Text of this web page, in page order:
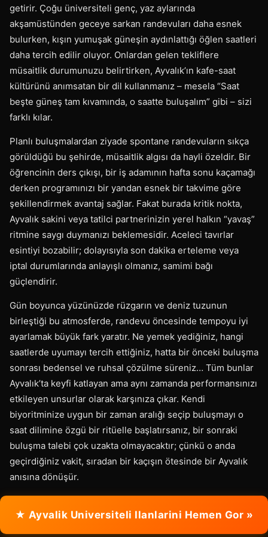
getirir. Çoğu üniversiteli genç, yaz aylarında
akşamüstünden geceye sarkan randevuları daha esnek
bulurken, kışın yumuşak güneşin aydınlattığı öğlen saatleri
daha tercih edilir oluyor. Onlardan gelen tekliflere
müsaitlik durumunuzu belirtirken, Ayvalık’ın kafe-saat
kültürünü anımsatan bir dil kullanmanız – mesela “Saat
beşte güneş tam kıvamında, o saatte buluşalım” gibi – sizi
farklı kılar.
Planlı buluşmalardan ziyade spontane randevuların sıkça
görüldüğü bu şehirde, müsaitlik algısı da hayli özeldir. Bir
öğrencinin ders çıkışı, bir iş adamının hafta sonu kaçamağı
derken programınızı bir yandan esnek bir takvime göre
şekillendirmek avantaj sağlar. Fakat burada kritik nokta,
Ayvalık sakini veya tatilci partnerinizin yerel halkın “yavaş”
ritmine saygı duymanızı beklemesidir. Aceleci tavırlar
esintiyi bozabilir; dolayısıyla son dakika erteleme veya
iptal durumlarında anlayışlı olmanız, samimi bağı
güçlendirir.
Gün boyunca yüzünüzde rüzgarın ve deniz tuzunun
birleştiği bu atmosferde, randevu öncesinde tempoyu iyi
ayarlamak büyük fark yaratır. Ne yemek yediğiniz, hangi
saatlerde uyumayı tercih ettiğiniz, hatta bir önceki buluşma
sonrası bedensel ve ruhsal çözülme süreniz… Tüm bunlar
Ayvalık’ta keyfi katlayan ama aynı zamanda performansınızı
etkileyen unsurlar olarak karşınıza çıkar. Kendi
biyoritminize uygun bir zaman aralığı seçip buluşmayı o
saat dilimine özgü bir ritüelle başlatırsanız, bir sonraki
buluşma talebi çok uzakta olmayacaktır; çünkü o anda
geçirdiğiniz vakit, sıradan bir kaçışın ötesinde bir Ayvalık
anısına dönüşür.
★ Ayvalik Universiteli Ilanlarini Hemen Gor »